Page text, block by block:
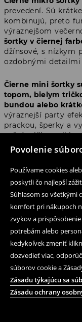
Povolenie
Používame cookies
poskytli čo najlepší
Súhlasom so všetkými
komfort pri nákupoch
zvykov a
potrebám alebo
kedykoľvek zmeniť
dozvedieť viac,
súborov cookie a
Zásadu týkajúcu sa
Zásadu ochrany
prevedení. Sú
kombinujú, preto
výraznejšom
šortky v čiernej
džínsové, s nízkym
ozdobnými
Čierne mini šortky
topom, bielym
bundou alebo
výraznejší party
prackou, šperky a
voľné tričko,
skvelo zapadnú do
Mikro
nízkym
Jedným z
mikro šortky low
pásom. Ide o strih
sa vrátil v novej,
najlepšie vyzerajú
tričkami, blúzkami
korzetovými strihmi.